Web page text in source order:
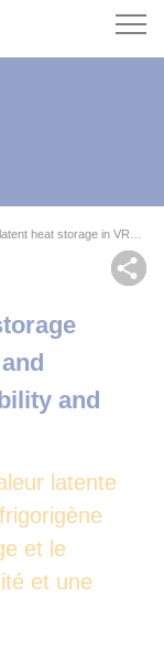
latente
et le
et une
and